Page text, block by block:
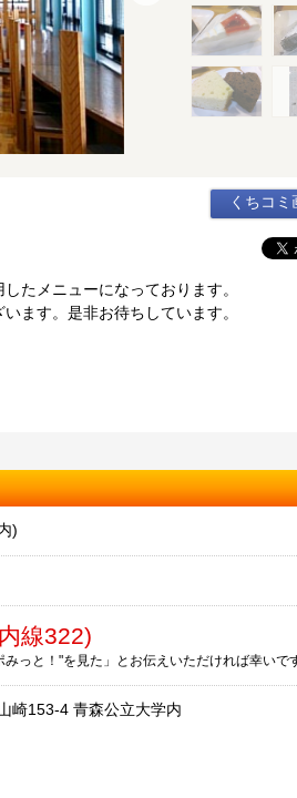
くちコ
たメニューになっております。
ます。是非お待ちしています。
)
線322)
っと！"を見た」とお伝えいただければ幸いで
崎153-4 青森公立大学内